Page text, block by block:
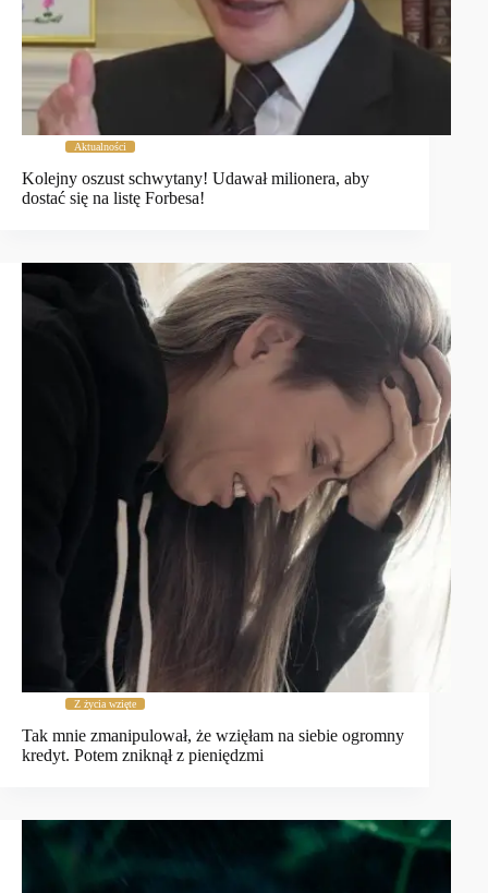
Aktualności
Kolejny oszust schwytany! Udawał milionera, aby
dostać się na listę Forbesa!
Z życia wzięte
Tak mnie zmanipulował, że wzięłam na siebie ogromny
kredyt. Potem zniknął z pieniędzmi